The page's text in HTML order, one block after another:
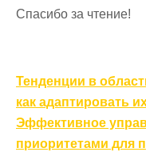
Спасибо за чтение!
Навигация
по
записям
Тенденции в
как адаптировать
Эффективное
приоритетами для